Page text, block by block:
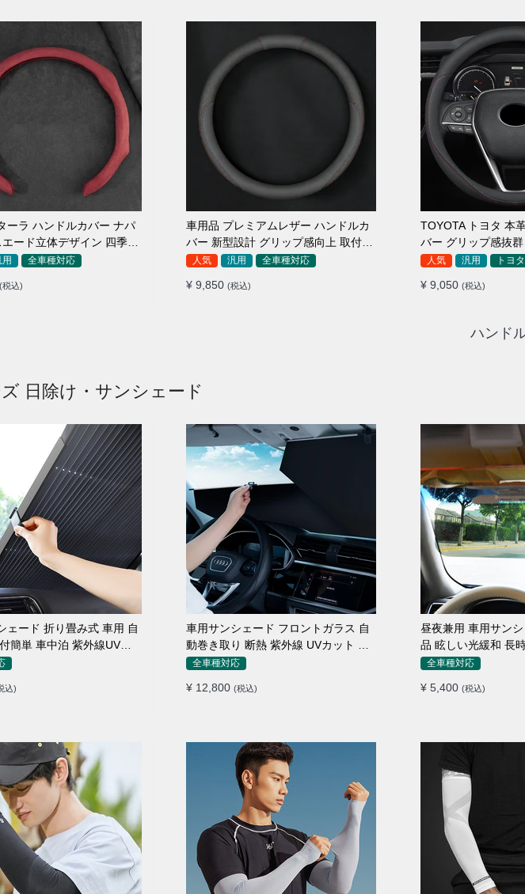
ーラ ハンドルカバー ナパ
ード立体デザイン 四季汎
用 O/D型兼用 38-40cm
用 全車種対応
(税込)
車用品 プレミアムレザー ハンドルカ
バー 新型設計 グリップ感向上 取付簡
単 滑り止め 36〜38cm
人気 汎用 全車種対応
¥ 9,850 (税込)
TOYOTA トヨタ 本
バー グリップ感抜
り止め 37~40CM
人気 汎用 トヨ
¥ 9,050 (税込)
ハンド
日除け・サンシェード
ェード 折り畳み式 車用 自
簡単 車中泊 紫外線UVカ
熱
込)
車用サンシェード フロントガラス 自
動巻き取り 断熱 紫外線 UVカット 取
付収納便利
全車種対応
¥ 12,800 (税込)
昼夜兼用 車用サン
品 眩しい光緩和 長
素材
全車種対応
¥ 5,400 (税込)